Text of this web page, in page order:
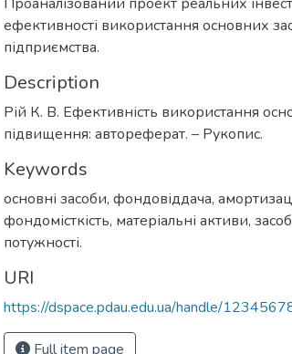
ефективності використання основних
підприємства.
Description
Рій К. В. Ефективність використання
підвищення: автореферат. – Рукопис.
Keywords
основні засоби, фондовіддача,
фондомісткість, матеріальні активи,
потужності.
URI
https://dspace.pdau.edu.ua/handle/
Full item page